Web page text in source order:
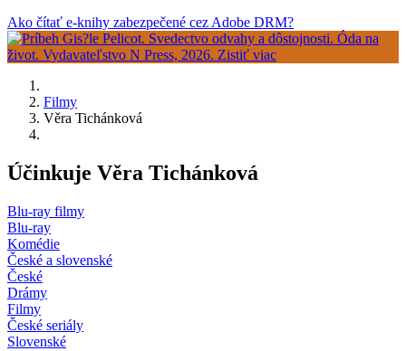
Ako čítať e-knihy zabezpečené cez Adobe DRM?
Filmy
Věra Tichánková
Účinkuje Věra Tichánková
Blu-ray filmy
Blu-ray
Komédie
České a slovenské
České
Drámy
Filmy
České seriály
Slovenské